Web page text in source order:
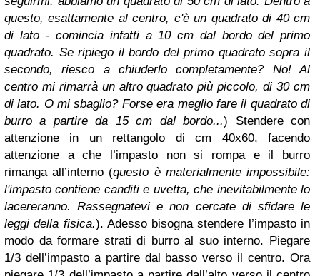
questo, esattamente al centro, c'è un quadrato di 40 cm
di lato - comincia infatti a 10 cm dal bordo del primo
quadrato. Se ripiego il bordo del primo quadrato sopra il
secondo, riesco a chiuderlo completamente? No! Al
centro mi rimarrà un altro quadrato più piccolo, di 30 cm
di lato. O mi sbaglio? Forse era meglio fare il quadrato di
burro a partire da 15 cm dal bordo...)
Stendere con
attenzione in un rettangolo di cm 40x60, facendo
attenzione a che l’impasto non si rompa e il burro
rimanga all’interno (questo è materialmente impossibile:
l'impasto contiene canditi e uvetta, che inevitabilmente lo
lacereranno. Rassegnatevi e non cercate di sfidare le
leggi della fisica.). Adesso bisogna stendere l’impasto in
modo da formare strati di burro al suo interno. Piegare
1/3 dell’impasto a partire dal basso verso il centro. Ora